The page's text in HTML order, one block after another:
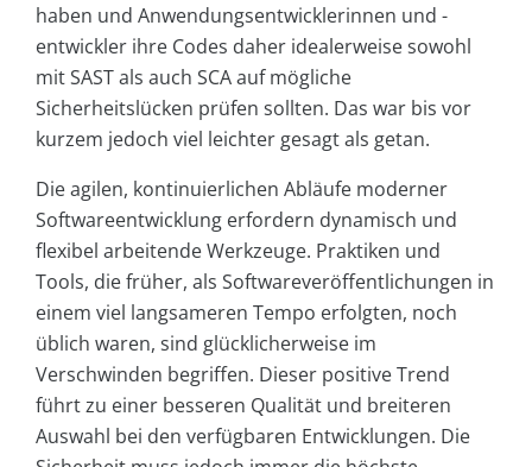
haben und Anwendungsentwicklerinnen und -
entwickler ihre Codes daher idealerweise sowohl
mit SAST als auch SCA auf mögliche
Sicherheitslücken prüfen sollten. Das war bis vor
kurzem jedoch viel leichter gesagt als getan.
Die agilen, kontinuierlichen Abläufe moderner
Softwareentwicklung erfordern dynamisch und
flexibel arbeitende Werkzeuge. Praktiken und
Tools, die früher, als Softwareveröffentlichungen in
einem viel langsameren Tempo erfolgten, noch
üblich waren, sind glücklicherweise im
Verschwinden begriffen. Dieser positive Trend
führt zu einer besseren Qualität und breiteren
Auswahl bei den verfügbaren Entwicklungen. Die